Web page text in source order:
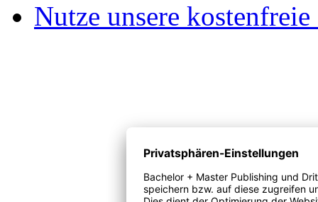
Nutze unsere